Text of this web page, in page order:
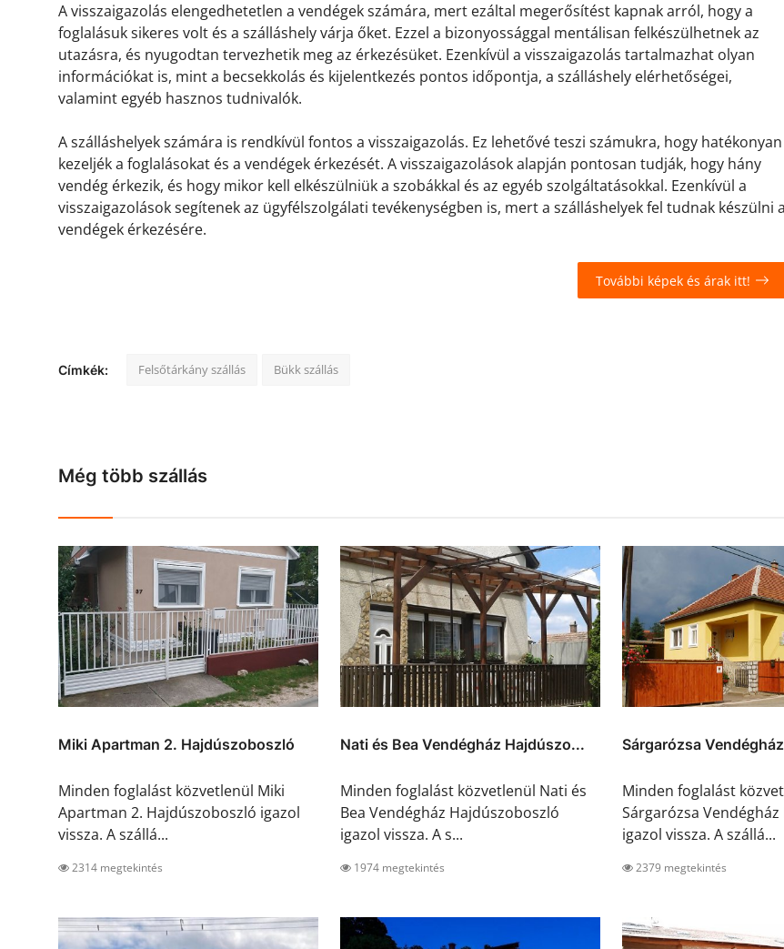
A visszaigazolás elengedhetetlen a vendégek számára, mert ezáltal megerősítést kapnak arról, hogy a
foglalásuk sikeres volt és a szálláshely várja őket. Ezzel a bizonyossággal mentálisan felkészülhetnek az
utazásra, és nyugodtan tervezhetik meg az érkezésüket. Ezenkívül a visszaigazolás tartalmazhat olyan
információkat is, mint a becsekkolás és kijelentkezés pontos időpontja, a szálláshely elérhetőségei,
valamint egyéb hasznos tudnivalók.
A szálláshelyek számára is rendkívül fontos a visszaigazolás. Ez lehetővé teszi számukra, hogy hatékonyan
kezeljék a foglalásokat és a vendégek érkezését. A visszaigazolások alapján pontosan tudják, hogy hány
vendég érkezik, és hogy mikor kell elkészülniük a szobákkal és az egyéb szolgáltatásokkal. Ezenkívül a
visszaigazolások segítenek az ügyfélszolgálati tevékenységben is, mert a szálláshelyek fel tudnak készülni a
vendégek érkezésére.
További képek és árak itt!
Címkék: Felsőtárkány szállás Bükk szállás
Még több szállás
Miki Apartman 2. Hajdúszoboszló
Minden foglalást közvetlenül Miki
Apartman 2. Hajdúszoboszló igazol
vissza. A szállá...
2314 megtekintés
Nati és Bea Vendégház Hajdúszo...
Minden foglalást közvetlenül Nati és
Bea Vendégház Hajdúszoboszló
igazol vissza. A s...
1974 megtekintés
Sárgarózsa
Minden foglalást
Sárgarózsa Vendégház
igazol vissza. A szállá...
2379 megtekintés